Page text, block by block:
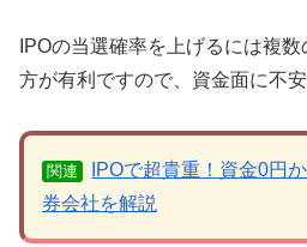
IPOの当選確率を上げるには複
方が有利ですので、資金面に不
関連
IPOで超貴重！資金0円
券会社を解説